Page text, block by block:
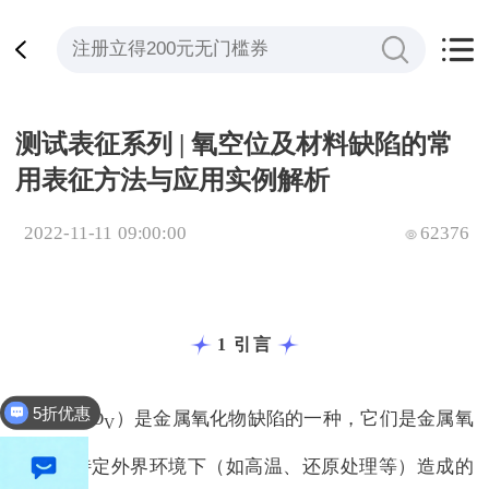
测试表征系列 | 氧空位及材料缺陷的常
用表征方法与应用实例解析
2022-11-11 09:00:00 62376
1 引言
氧空位（OV ）是金属氧化物缺陷的一种，它们是金属氧
化物在特定外界环境下（如高温、还原处理等）造成的
全平台立减200